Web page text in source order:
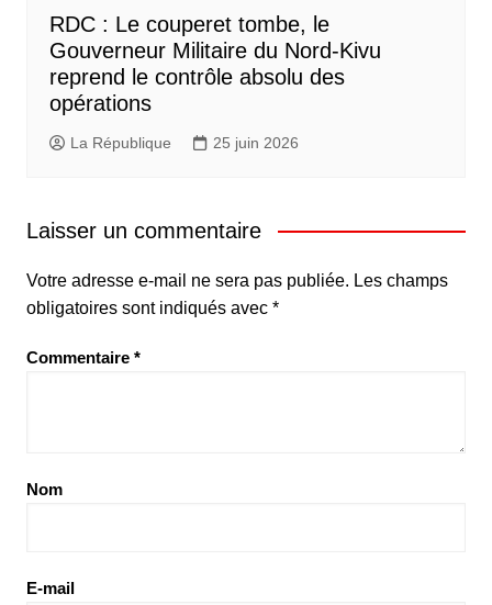
RDC : Le couperet tombe, le
Gouverneur Militaire du Nord-Kivu
reprend le contrôle absolu des
opérations
La République 25 juin 2026
Laisser un commentaire
Votre adresse e-mail ne sera pas publiée. Les champs
obligatoires sont indiqués avec *
Commentaire *
Nom
E-mail